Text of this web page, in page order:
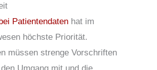
Patientendaten hat im
höchste Priorität.
müssen strenge Vorschriften